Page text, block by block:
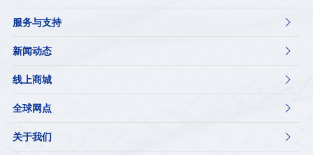
服务与支持 
新闻动态 
线上商城 
全球网点 
关于我们 